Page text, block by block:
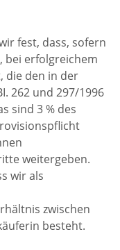
fest, dass, sofern
bei erfolgreichem
die den in der
262 und 297/1996
sind 3 % des
weitergeben.
wir als
zwischen
besteht.